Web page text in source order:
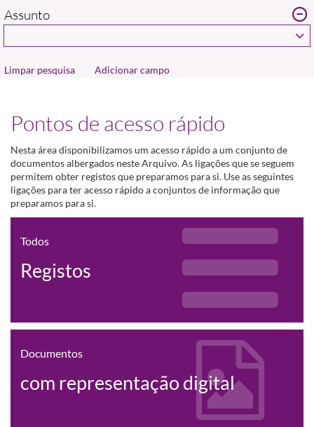
Assunto
Adicionar campo
Pontos de acesso rápido
Nesta área disponibilizamos um acesso rápido a um conjunto de
documentos albergados neste Arquivo. As ligações que se seguem
permitem obter registos que preparamos para si. Use as seguintes
ligações para ter acesso rápido a conjuntos de informação que
preparamos para si.
Todos
Registos
Documentos
com representação digital